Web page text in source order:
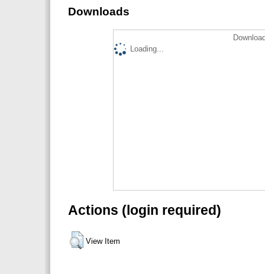
Downloads
Loading...
Actions (login required)
View Item